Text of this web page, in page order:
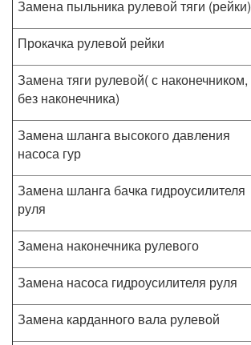
Замена пыльника рулевой тяги (рейки)
Прокачка рулевой рейки
Замена тяги рулевой( с наконечником,
без наконечника)
Замена шланга высокого давления
насоса гур
Замена шланга бачка гидроусилителя
руля
Замена наконечника рулевого
Замена насоса гидроусилителя руля
Замена карданного вала рулевой